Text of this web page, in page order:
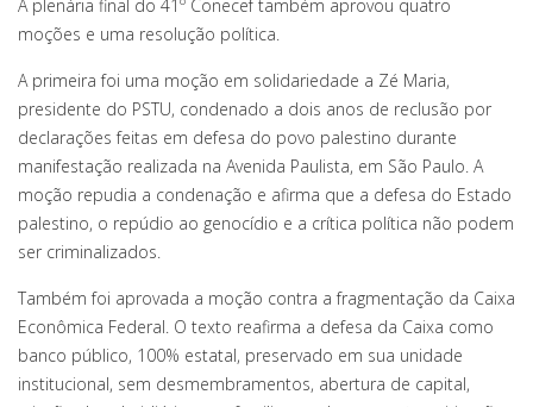
A plenária final do 41º Conecef também aprovou quatro
moções e uma resolução política.
A primeira foi uma moção em solidariedade a Zé Maria,
presidente do PSTU, condenado a dois anos de reclusão por
declarações feitas em defesa do povo palestino durante
manifestação realizada na Avenida Paulista, em São Paulo. A
moção repudia a condenação e afirma que a defesa do Estado
palestino, o repúdio ao genocídio e a crítica política não podem
ser criminalizados.
Também foi aprovada a moção contra a fragmentação da Caixa
Econômica Federal. O texto reafirma a defesa da Caixa como
banco público, 100% estatal, preservado em sua unidade
institucional, sem desmembramentos, abertura de capital,